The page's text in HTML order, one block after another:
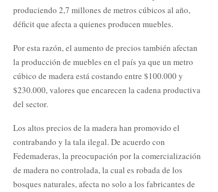
produciendo 2,7 millones de metros cúbicos al año,
déficit que afecta a quienes producen muebles.
Por esta razón, el aumento de precios también afectan
la producción de muebles en el país ya que un metro
cúbico de madera está costando entre $100.000 y
$230.000, valores que encarecen la cadena productiva
del sector.
Los altos precios de la madera han promovido el
contrabando y la tala ilegal. De acuerdo con
Fedemaderas, la preocupación por la comerciali­zación
de madera no controlada, la cual es robada de los
bosques naturales, afecta no solo a los fabri­cantes de